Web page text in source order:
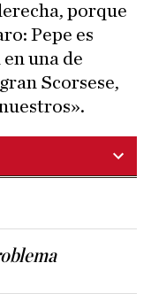
porque
Pepe es
una de
Scorsese,